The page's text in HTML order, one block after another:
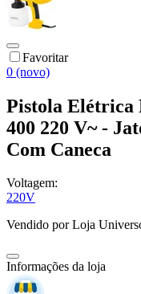
Favoritar
0 (novo)
Pistola Elétrica
400 220 V~ -
Com Caneca
Voltagem:
220V
Vendido porLoja
Informações da loja